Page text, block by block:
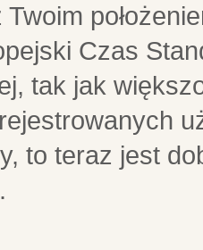
Twoim
Czas
tak jak
to teraz jest